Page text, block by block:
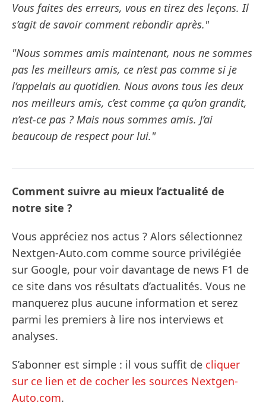
Vous faites des erreurs, vous en tirez des leçons. Il
s’agit de savoir comment rebondir après."
"Nous sommes amis maintenant, nous ne sommes
pas les meilleurs amis, ce n’est pas comme si je
l’appelais au quotidien. Nous avons tous les deux
nos meilleurs amis, c’est comme ça qu’on grandit,
n’est-ce pas ? Mais nous sommes amis. J’ai
beaucoup de respect pour lui."
Comment suivre au mieux l’actualité de
notre site ?
Vous appréciez nos actus ? Alors sélectionnez
Nextgen-Auto.com comme source privilégiée
sur Google, pour voir davantage de news F1 de
ce site dans vos résultats d’actualités. Vous ne
manquerez plus aucune information et serez
parmi les premiers à lire nos interviews et
analyses.
S’abonner est simple : il vous suffit de cliquer
sur ce lien et de cocher les sources Nextgen-
Auto.com.